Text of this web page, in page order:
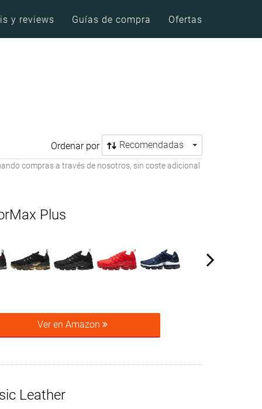
y reviews Guías de compra Ofertas
Ordenar por Recomendadas
compras a través de nosotros, sin coste adicional
Plus
Ver en Amazon
Leather